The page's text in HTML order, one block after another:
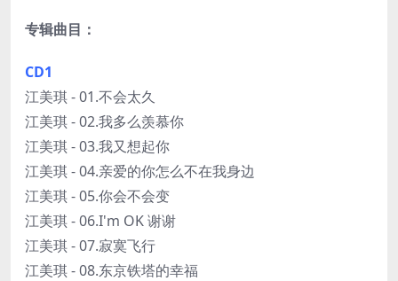
专辑曲目：
CD1
江美琪 - 01.不会太久
江美琪 - 02.我多么羡慕你
江美琪 - 03.我又想起你
江美琪 - 04.亲爱的你怎么不在我身边
江美琪 - 05.你会不会变
江美琪 - 06.I'm OK 谢谢
江美琪 - 07.寂寞飞行
江美琪 - 08.东京铁塔的幸福